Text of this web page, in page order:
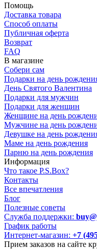
Помощь
Доставка товара
Способ оплаты
Публичная оферта
Возврат
FAQ
В магазине
Собери сам
Подарки на день
День Святого Валентина
Подарки для мужчин
Подарки для женщин
Женщине на день
Мужчине на день
Девушке на день
Маме на день рождения
Парню на день рождения
Информация
Что такое P.S.Box?
Контакты
Все впечатления
Блог
Полезные советы
Служба поддержки:
График работы
Интернет-магазин: +7
Прием заказов на сайте